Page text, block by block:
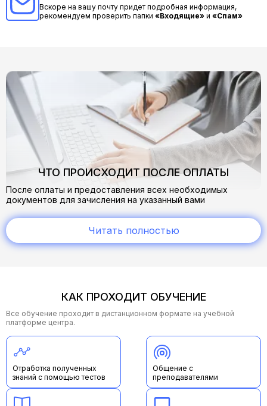
Вскоре на вашу почту придет подробная информация,
рекомендуем проверить папки «Входящие» и «Спам»
ЧТО ПРОИСХОДИТ ПОСЛЕ ОПЛАТЫ
После оплаты и предоставления всех необходимых
документов для зачисления на указанный вами
В нем вы найдете всю необходимую информацию:
cсылку на учебный портал
логин и пароль от личного кабинета, где предоставлен
В процессе обучения по любым вопросам обращайтесь к
своему методисту на почтуstart@mueg.ru— мы всегда на
связи и готовы помочь!
Желаем вам успехов, мотивации и ярких результатов в
Читать полностью
КАК ПРОХОДИТ ОБУЧЕНИЕ
Все обучение проходит в дистанционном формате на учебной
платформе центра.
Отработка полученных
знаний с помощью тестов
Общение с
преподавателями